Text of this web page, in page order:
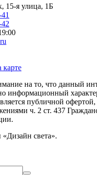
15-я улица, 1Б
карте
на то, что данный
информационный
публичной офертой,
ч. 2 ст. 437
света».